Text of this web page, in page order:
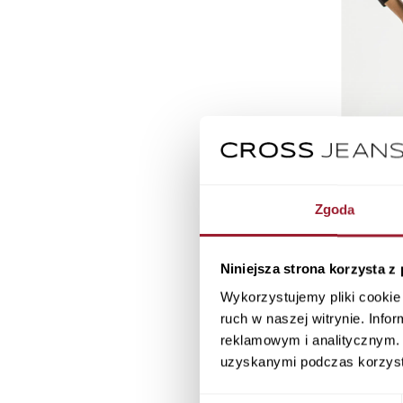
Zgoda
Niniejsza strona korzysta z
Wykorzystujemy pliki
ruch w naszej witrynie.
reklamowym i
uzyskanymi podczas
Jeansy